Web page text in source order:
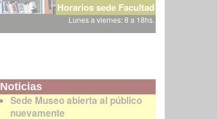
Horarios sede Facultad
Lunes a viernes: 8 a 18hs.
Noticias
Sede Museo abierta al público
nuevamente